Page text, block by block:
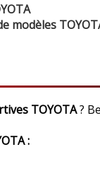
modèles
TOYOTA?
: